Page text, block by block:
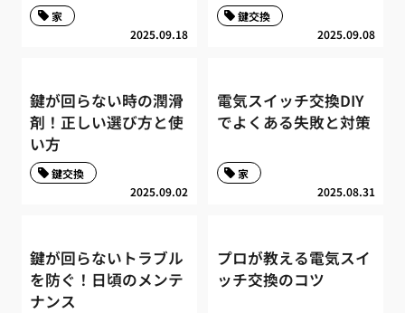
2025.09.18
家
2025.09.08
鍵交換
鍵が回らない時の潤滑
剤！正しい選び方と使
い方
2025.09.02
鍵交換
電気スイッチ交換DIY
でよくある失敗と対策
2025.08.31
家
鍵が回らないトラブル
を防ぐ！日頃のメンテ
ナンス
プロが教える電気スイ
ッチ交換のコツ